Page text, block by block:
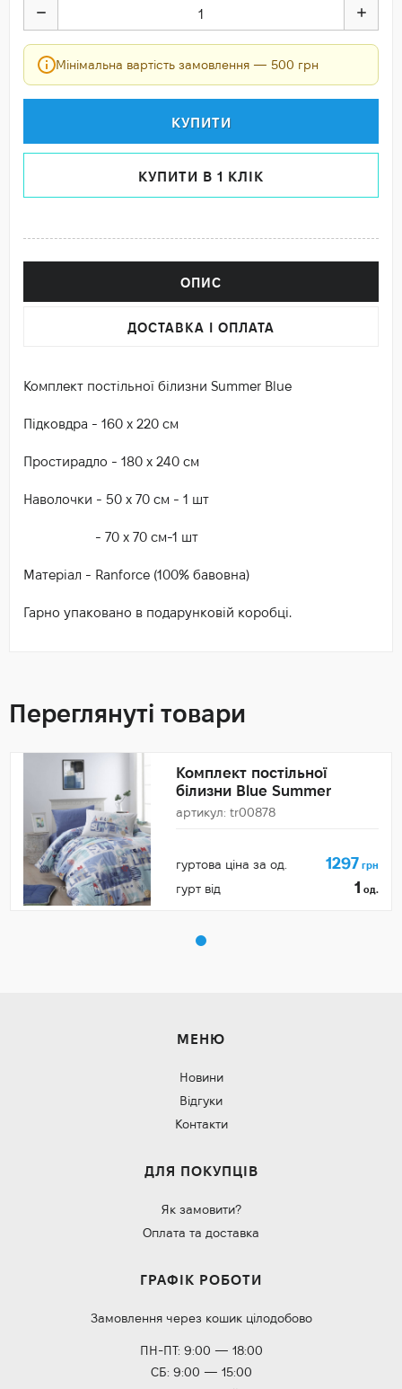
Мінімальна вартість замовлення — 500 грн
КУПИТИ
КУПИТИ В 1 КЛІК
ОПИС
ДОСТАВКА І ОПЛАТА
Комплект постільної білизни Summer Blue
Підковдра - 160 х 220 см
Простирадло - 180 х 240 см
Наволочки - 50 х 70 см - 1 шт
- 70 х 70 см-1 шт
Матеріал - Ranforce (100% бавовна)
Гарно упаковано в подарунковій коробці.
Переглянуті товари
Комплект постільної
білизни Blue Summer
артикул: tr00878
гуртова ціна за од. 1297 грн
гурт від 1 од.
МЕНЮ
Новини
Відгуки
Контакти
ДЛЯ ПОКУПЦІВ
Як замовити?
Оплата та доставка
ГРАФІК РОБОТИ
Замовлення через кошик цілодобово
ПН-ПТ: 9:00 — 18:00
СБ: 9:00 — 15:00